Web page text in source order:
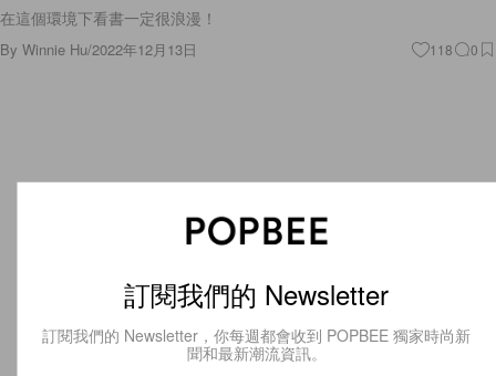
在這個環境下看書一定很浪漫！
By Winnie Hu/2022年12月13日 118 0
訂閱我們的 Newsletter
訂閱我們的 Newsletter，你每週都會收到 POPBEE 獨家時尚新
聞和最新潮流資訊。